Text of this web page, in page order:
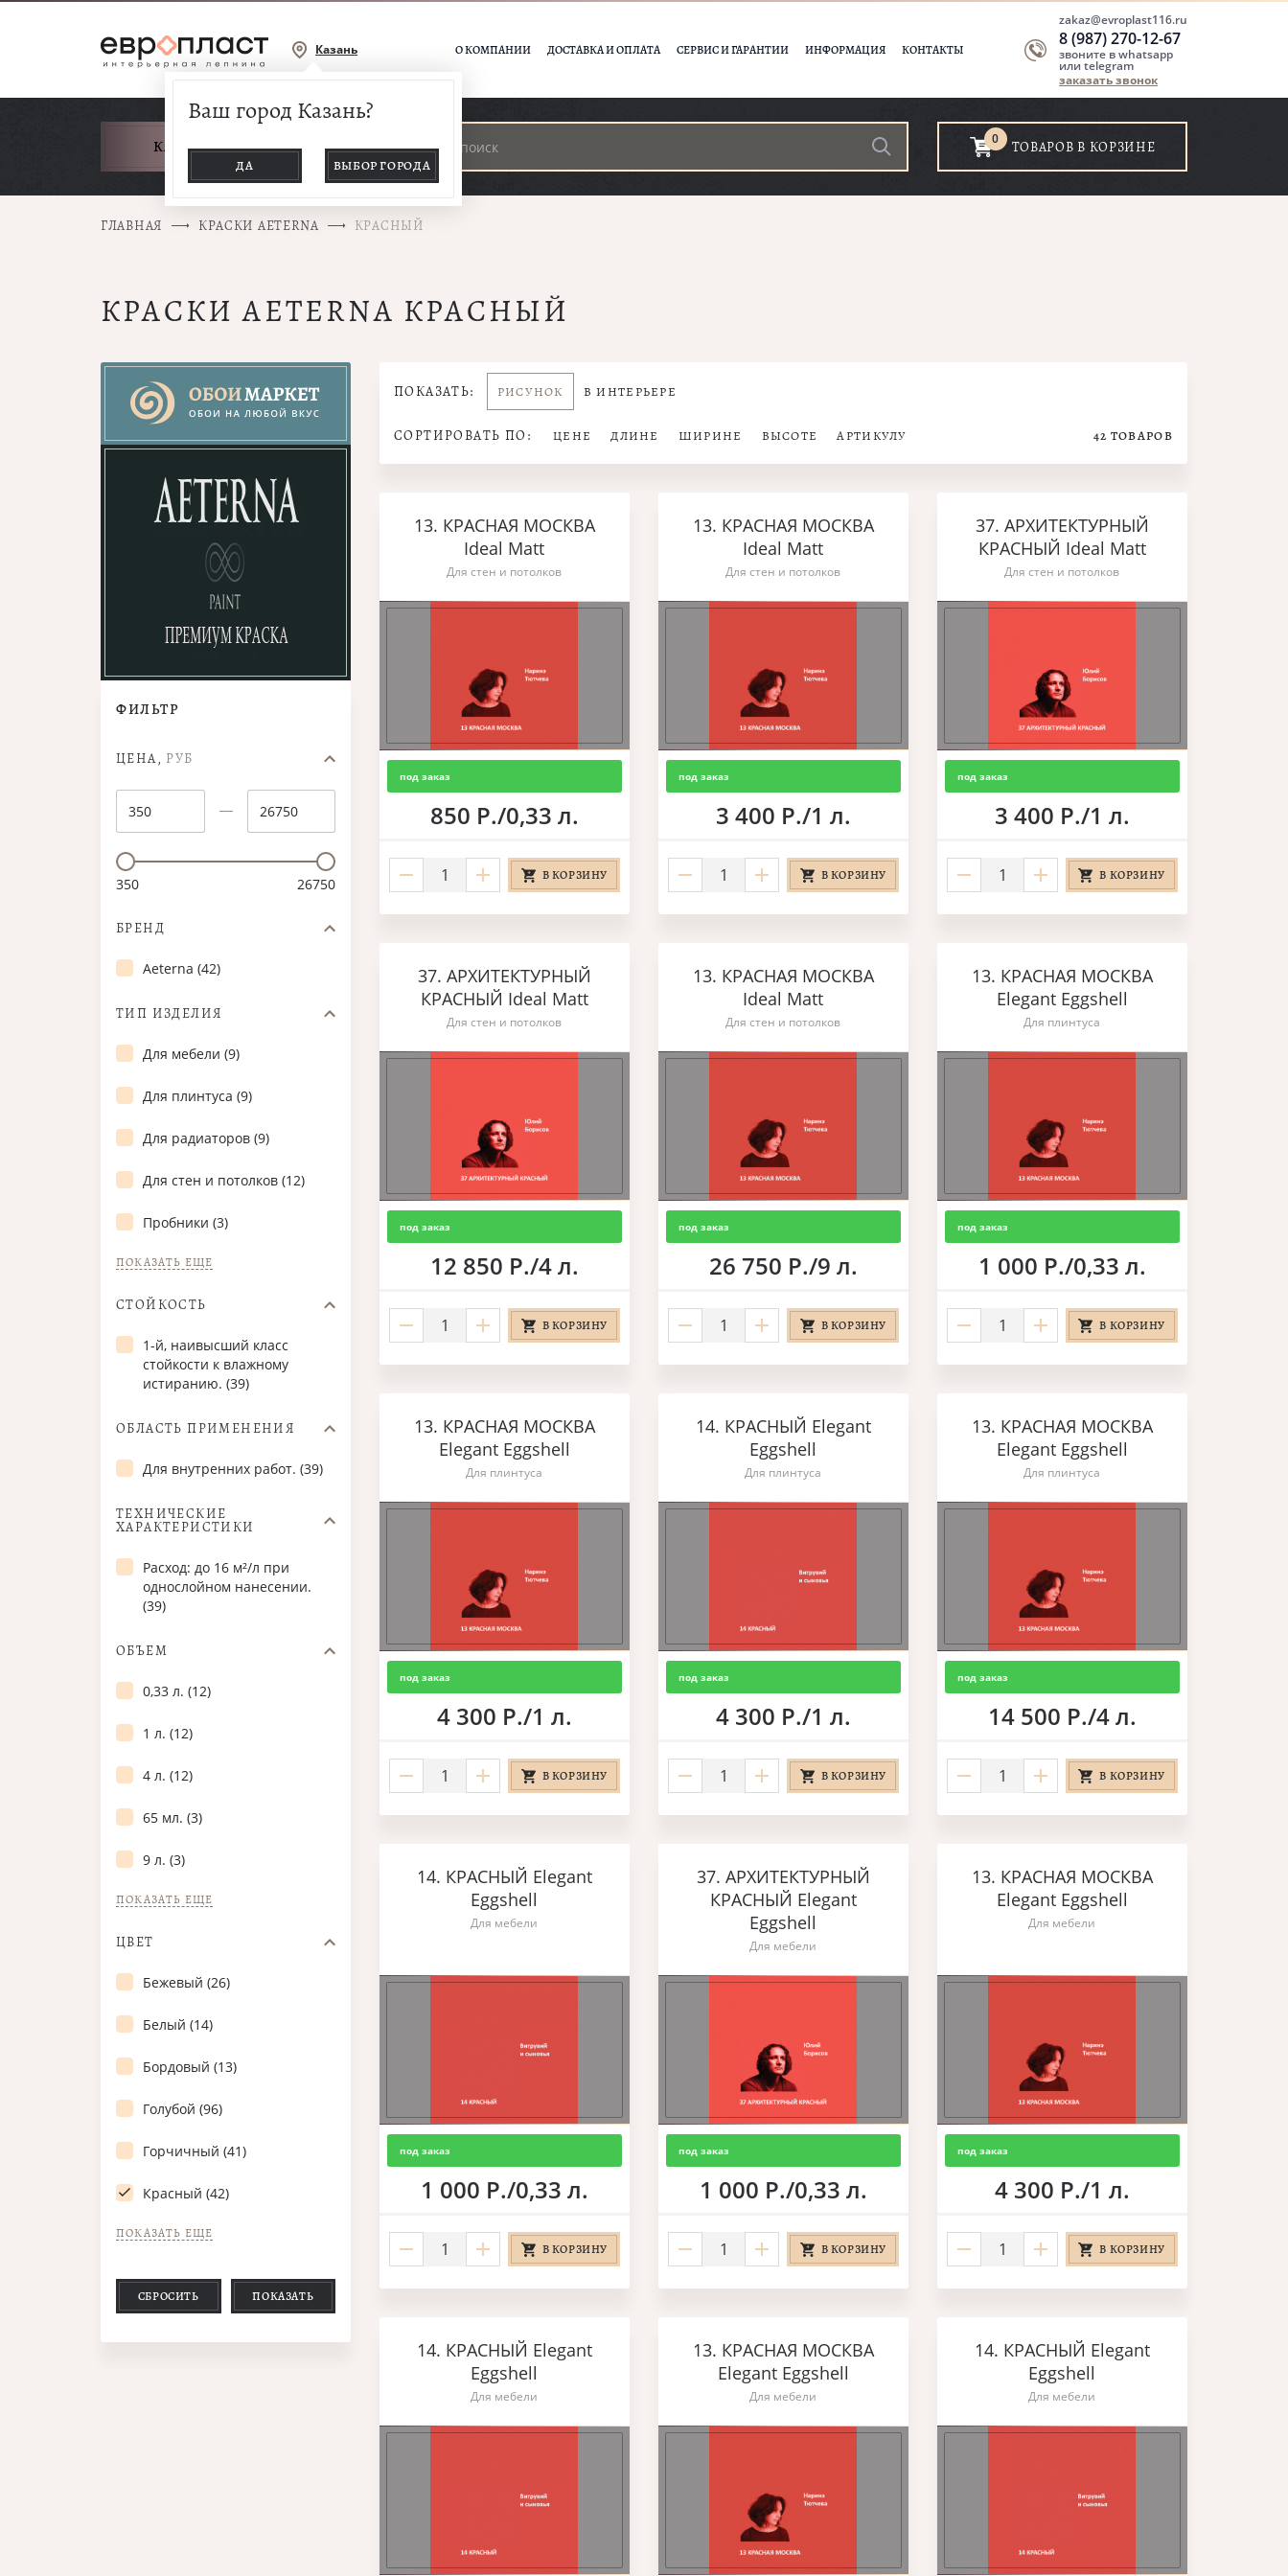
Казань О КОМПАНИИ ДОСТАВКА И ОПЛАТА СЕРВИС И ГАРАНТИИ ИНФОРМАЦИЯ КОНТАКТЫ
zakaz@evroplast116.ru
8 (987) 270-12-67
звоните в whatsapp
или telegram
заказать звонок
Ваш город Казань?
ДА ВЫБОР ГОРОДА
КАТАЛОГ ТОВАРОВ 0 ТОВАРОВ В КОРЗИНЕ
ГЛАВНАЯ КРАСКИ AETERNA КРАСНЫЙ
КРАСКИ AETERNA КРАСНЫЙ
ФИЛЬТР
ЦЕНА, РУБ
350 26750
БРЕНД
Aeterna (42)
ТИП ИЗДЕЛИЯ
Для мебели (9)
Для плинтуса (9)
Для радиаторов (9)
Для стен и потолков (12)
Пробники (3)
ПОКАЗАТЬ ЕЩЕ
СТОЙКОСТЬ
1-й, наивысший класс
стойкости к влажному
истиранию. (39)
ОБЛАСТЬ ПРИМЕНЕНИЯ
Для внутренних работ. (39)
ТЕХНИЧЕСКИЕ
ХАРАКТЕРИСТИКИ
Расход: до 16 м²/л при
однослойном нанесении.
(39)
ОБЪЕМ
0,33 л. (12)
1 л. (12)
4 л. (12)
65 мл. (3)
9 л. (3)
ПОКАЗАТЬ ЕЩЕ
ЦВЕТ
Бежевый (26)
Белый (14)
Бордовый (13)
Голубой (96)
Горчичный (41)
Красный (42)
ПОКАЗАТЬ ЕЩЕ
СБРОСИТЬ ПОКАЗАТЬ
ПОКАЗАТЬ: РИСУНОК В ИНТЕРЬЕРЕ
СОРТИРОВАТЬ ПО: ЦЕНЕ ДЛИНЕ ШИРИНЕ ВЫСОТЕ АРТИКУЛУ 42 ТОВАРОВ
13. КРАСНАЯ МОСКВА
Ideal Matt
Для стен и потолков
под заказ
850 Р./0,33 л.
В КОРЗИНУ
13. КРАСНАЯ МОСКВА
Ideal Matt
Для стен и потолков
под заказ
3 400 Р./1 л.
В КОРЗИНУ
37. АРХИТЕКТУРНЫЙ
КРАСНЫЙ Ideal Matt
Для стен и потолков
под заказ
3 400 Р./1 л.
В КОРЗИНУ
37. АРХИТЕКТУРНЫЙ
КРАСНЫЙ Ideal Matt
Для стен и потолков
под заказ
12 850 Р./4 л.
В КОРЗИНУ
13. КРАСНАЯ МОСКВА
Ideal Matt
Для стен и потолков
под заказ
26 750 Р./9 л.
В КОРЗИНУ
13. КРАСНАЯ МОСКВА
Elegant Eggshell
Для плинтуса
под заказ
1 000 Р./0,33 л.
В КОРЗИНУ
13. КРАСНАЯ МОСКВА
Elegant Eggshell
Для плинтуса
под заказ
4 300 Р./1 л.
В КОРЗИНУ
14. КРАСНЫЙ Elegant
Eggshell
Для плинтуса
под заказ
4 300 Р./1 л.
В КОРЗИНУ
13. КРАСНАЯ МОСКВА
Elegant Eggshell
Для плинтуса
под заказ
14 500 Р./4 л.
В КОРЗИНУ
14. КРАСНЫЙ Elegant
Eggshell
Для мебели
под заказ
1 000 Р./0,33 л.
В КОРЗИНУ
37. АРХИТЕКТУРНЫЙ
КРАСНЫЙ Elegant
Eggshell
Для мебели
под заказ
1 000 Р./0,33 л.
В КОРЗИНУ
13. КРАСНАЯ МОСКВА
Elegant Eggshell
Для мебели
под заказ
4 300 Р./1 л.
В КОРЗИНУ
14. КРАСНЫЙ Elegant
Eggshell
Для мебели
13. КРАСНАЯ МОСКВА
Elegant Eggshell
Для мебели
14. КРАСНЫЙ Elegant
Eggshell
Для мебели